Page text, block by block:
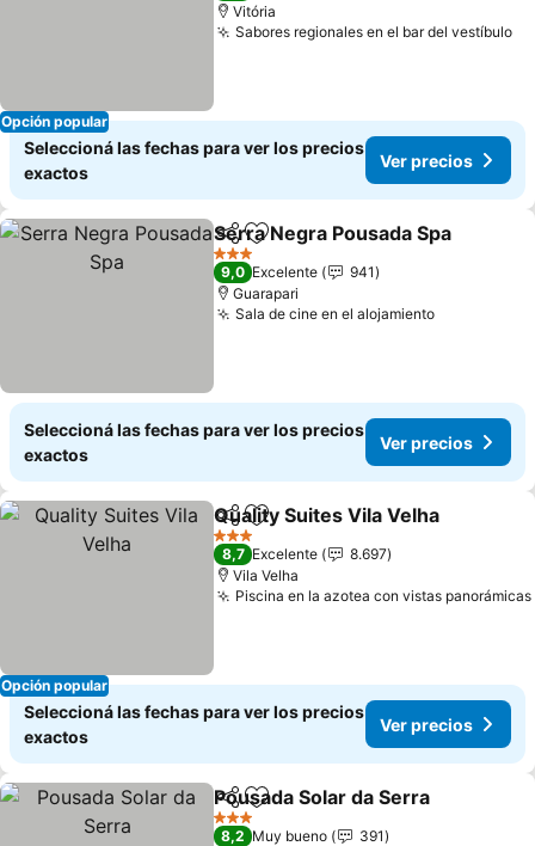
Opción popular
Vitória
Sabores regionales en el bar del vestíbulo
Seleccioná las fechas para ver los precios
exactos
Ver precios
CompartirAñadir a favoritos
Serra Negra Pousada Spa
3 Estrellas
9,0 Excelente
941
Guarapari
Sala de cine en el alojamientoVer
Seleccioná las fechas para ver los precios
exactos
Ver precios
Opción popular
CompartirAñadir a favoritos
Quality Suites Vila Velha
3 Estrellas
8,7 Excelente
8.697
Vila Velha
Piscina en la azotea con vistas panorámicas
Seleccioná las fechas para ver los precios
exactos
Ver precios
CompartirAñadir a favoritos
Pousada Solar da Serra
3 Estrellas
8,2 Muy bueno
391